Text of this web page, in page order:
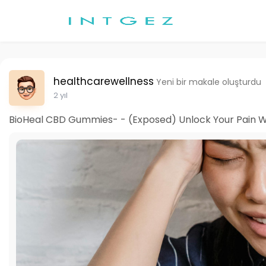
healthcarewellness Yeni bir makale oluşturdu
2 yıl
BioHeal CBD Gummies- - (Exposed) Unlock Your Pain